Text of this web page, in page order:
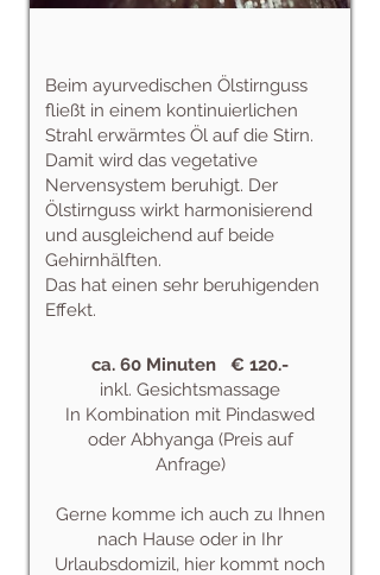
Beim ayurvedischen Ölstirnguss
fließt in einem kontinuierlichen
Strahl erwärmtes Öl auf die Stirn.
Damit wird das vegetative
Nervensystem beruhigt. Der
Ölstirnguss wirkt harmonisierend
und ausgleichend auf beide
Gehirnhälften.
Das hat einen sehr beruhigenden
Effekt.
ca. 60 Minuten € 120.-
inkl. Gesichtsmassage
In Kombination mit Pindaswed
oder Abhyanga (Preis auf
Anfrage)
Gerne komme ich auch zu Ihnen
nach Hause oder in Ihr
Urlaubsdomizil, hier kommt noch